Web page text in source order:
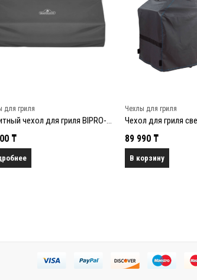
гриля
Защитный чехол для гриля BIPRO-825
₸
Чехлы для гриля
89 990₸
В корзину